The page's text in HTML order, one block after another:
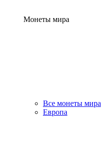
Монеты мира
Все монеты мира
Европа